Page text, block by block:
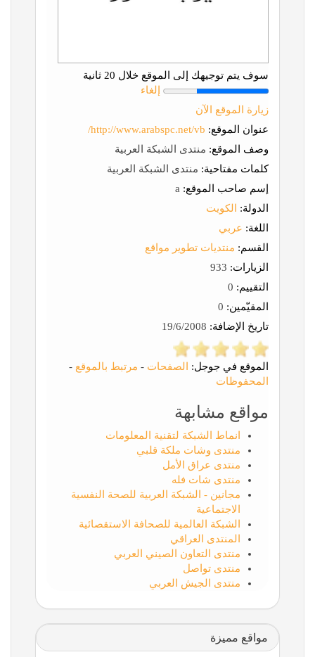
سوف يتم توجيهك إلى الموقع خلال 20 ثانية
إلغاء
زيارة الموقع الآن
عنوان الموقع: http://www.arabspc.net/vb/
وصف الموقع: منتدى الشبكة العربية
كلمات مفتاحية: منتدى الشبكة العربية
إسم صاحب الموقع:
الدولة:
الكويت
اللغة: عربي
القسم: منتديات تطوير مواقع
الزيارات:
التقييم:
المقيّمين:
تاريخ الإضافة:
الموقع في جوجل: الصفحات - مرتبط بالموقع -
المحفوظات
مواقع مشابهة
انماط الشبكة لتقنية المعلومات
منتدى وشات ملكة قلبي
منتدى عراق الأمل
منتدى شات فله
مجانين - الشبكة العربية للصحة النفسية
الاجتماعية
الشبكة العالمية للصحافة الاستقصائية
المنتدى العراقي
منتدى التعاون الصيني العربي
منتدى تواصل
منتدى الجيش العربي
مواقع مميزة